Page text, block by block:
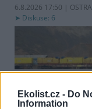
Ekolist.cz - Do
Information
6.8.2026 17:50 |
Diskuse: 6
pirátská strana.
případu České